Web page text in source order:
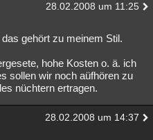
Mystery Kriminalfälle
Technologie Ufologie
Esoterik Literatur
28.02.2008 um 11:25
gehört zu meinem Stil.
hohe Kosten o. ä. ich
sollen wir noch aüfhören zu
nüchtern ertragen.
28.02.2008 um 14:37